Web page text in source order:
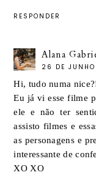
RESPONDER
Alana
26 DE
Hi, tudo numa
Eu já vi esse filme
ele e não ter
assisto filmes e
as personagens e
interessante de
XO XO